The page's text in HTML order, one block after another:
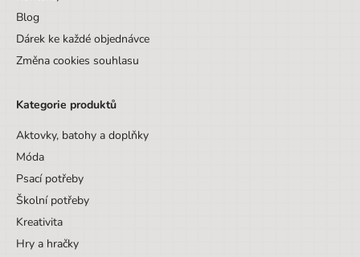
Blog
Dárek ke každé objednávce
Změna cookies souhlasu
Kategorie produktů
Aktovky, batohy a doplňky
Móda
Psací potřeby
Školní potřeby
Kreativita
Hry a hračky